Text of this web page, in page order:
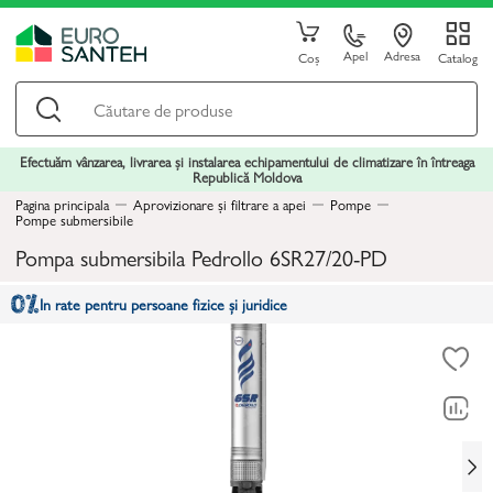
Coș Apel Adresa Catalog
Efectuăm vânzarea, livrarea și instalarea echipamentului de climatizare în întreaga
Republică Moldova
Pagina principala
Aprovizionare și filtrare a apei Pompe
Pompe submersibile
Pompa submersibila Pedrollo 6SR27/20-PD
In rate pentru persoane fizice și juridice